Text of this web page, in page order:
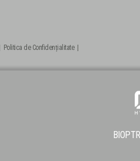
Politica de Confidențialitate|